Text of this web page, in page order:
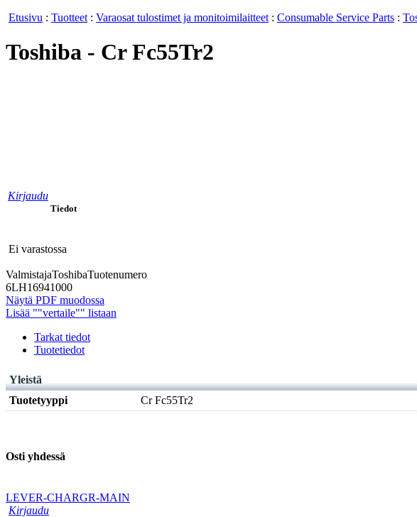
Etusivu : Tuotteet : Varaosat tulostimet ja monitoimilaitteet : Consumable Service Parts :
Toshiba - Cr Fc55Tr2
Kirjaudu
Tiedot
Ei varastossa
ValmistajaToshibaTuotenumero
6LH16941000
Näytä PDF muodossa
Lisää ""vertaile"" listaan
Tarkat tiedot
Tuotetiedot
Yleistä
Tuotetyyppi
Cr Fc55Tr2
Osti yhdessä
LEVER-CHARGR-MAIN
Kirjaudu